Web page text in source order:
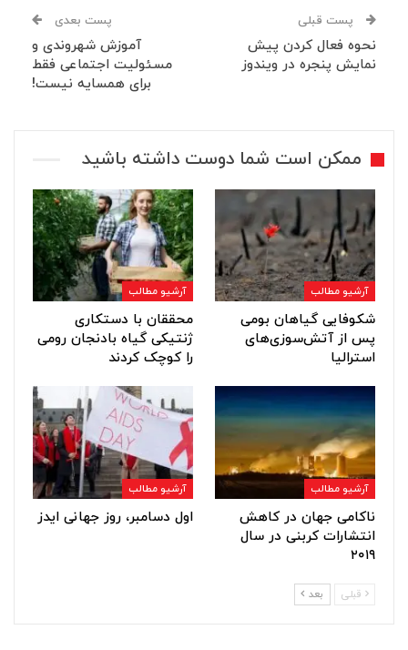
پست قبلی
نحوه فعال کردن پیش
نمایش پنجره در ویندوز
پست بعدی
آموزش شهروندی و
مسئولیت اجتماعی فقط
برای همسایه نیست!
ممکن است شما دوست داشته باشید
آرشیو مطالب
شکوفایی گیاهان بومی
پس از آتش‌سوزی‌های
استرالیا
آرشیو مطالب
محققان با دستکاری
ژنتیکی گیاه بادنجان رومی
را کوچک کردند
آرشیو مطالب
ناکامی جهان در کاهش
انتشارات کربنی در سال
۲۰۱۹
آرشیو مطالب
اول دسامبر، روز جهانی ایدز
قبلی بعد